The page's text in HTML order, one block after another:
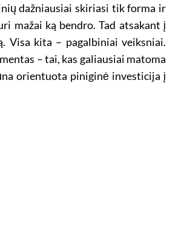
dažniausiai skiriasi tik forma ir
mažai ką bendro. Tad atsakant į
Visa kita – pagalbiniai veiksniai.
– tai, kas galiausiai matoma
orientuota piniginė investicija į